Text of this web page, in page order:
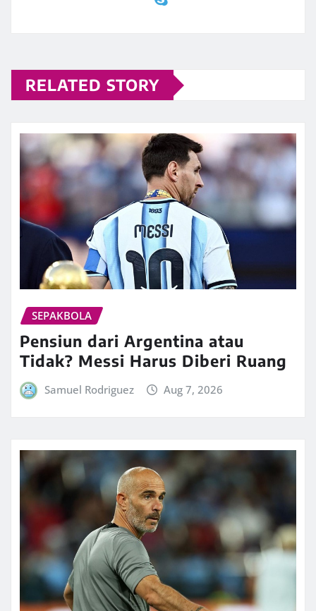
RELATED STORY
SEPAKBOLA
Pensiun dari Argentina atau
Tidak? Messi Harus Diberi Ruang
Samuel Rodriguez Aug 7, 2026